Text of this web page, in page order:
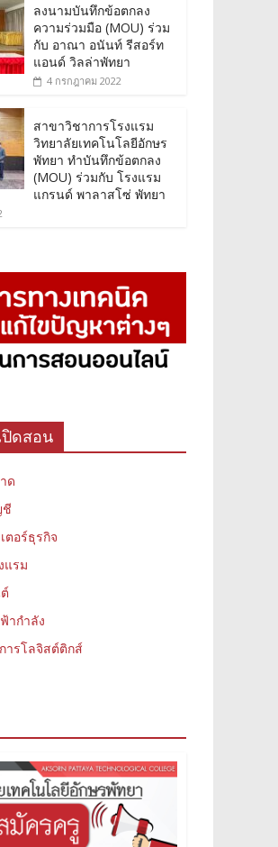
ลงนามบันทึกข้อตกลง
ความร่วมมือ (MOU) ร่วม
กับ อาณา อนันท์ รีสอร์ท
แอนด์ วิลล่าพัทยา
4 กรกฎาคม 2022
สาขาวิชาการโรงแรม
วิทยาลัยเทคโนโลยีอักษร
พัทยา ทำบันทึกข้อตกลง
(MOU) ร่วมกับ โรงแรม
แกรนด์ พาลาสโซ่ พัทยา
ปิดสอน
ด
ชี
ตอร์ธุรกิจ
แรม
ากำลัง
ารโลจิสต์ติกส์